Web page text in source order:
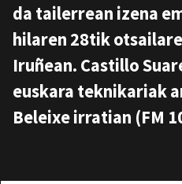
da tailerrean izena
hilaren 28tik
Iruñean. Castillo
euskara teknikariak
Beleixe irratian (FM